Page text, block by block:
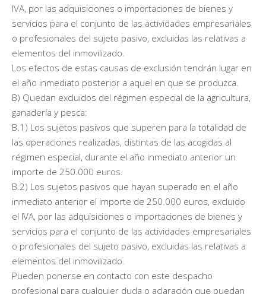
IVA, por las adquisiciones o importaciones de bienes y
servicios para el conjunto de las actividades empresariales
o profesionales del sujeto pasivo, excluidas las relativas a
elementos del inmovilizado.
Los efectos de estas causas de exclusión tendrán lugar en
el año inmediato posterior a aquel en que se produzca.
B) Quedan excluidos del régimen especial de la agricultura,
ganadería y pesca:
B.1) Los sujetos pasivos que superen para la totalidad de
las operaciones realizadas, distintas de las acogidas al
régimen especial, durante el año inmediato anterior un
importe de 250.000 euros.
B.2) Los sujetos pasivos que hayan superado en el año
inmediato anterior el importe de 250.000 euros, excluido
el IVA, por las adquisiciones o importaciones de bienes y
servicios para el conjunto de las actividades empresariales
o profesionales del sujeto pasivo, excluidas las relativas a
elementos del inmovilizado.
Pueden ponerse en contacto con este despacho
profesional para cualquier duda o aclaración que puedan